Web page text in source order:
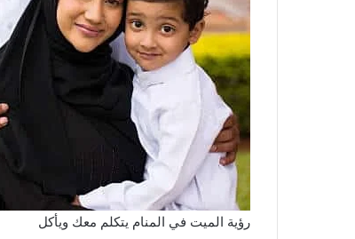
رؤية الميت في المنام يتكلم معك ويأكل